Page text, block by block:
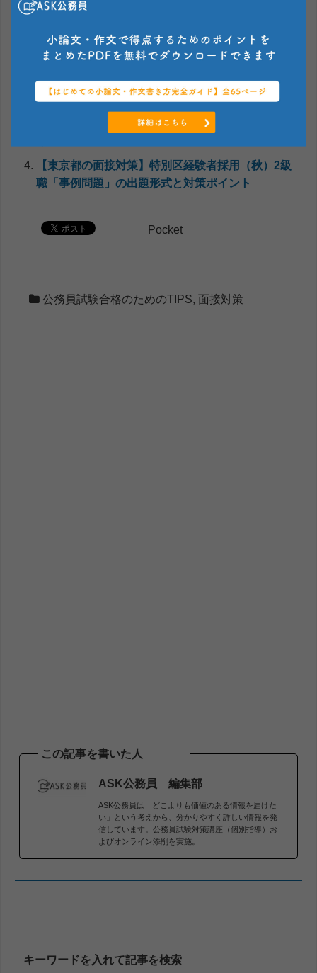
関連記事:
【公務員試験】社会人採用でよく聞かれる質問/転
職理由の答え方
【公務員試験の面接】第一印象はこうやって向上
させよ
【裁判所事務官一般職】おすすめの志望動機の作
【東京都の面接対策】特別区経験者採用（秋）2級
職「事例問題」の出題形式と対策ポイント
Pocket
公務員試験合格のためのTIPS, 面接対策
この記事を書いた人
ASK公務員 編集部
ASK公務員は「どこよりも価値のある情報を届けた
い」という考えから、分かりやすく詳しい情報を発
信しています。公務員試験対策講座（個別指導）お
よびオンライン添削を実施。
キーワードを入れて記事を検索